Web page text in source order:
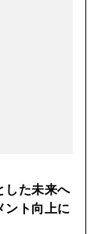
した未来へ
ント向上に